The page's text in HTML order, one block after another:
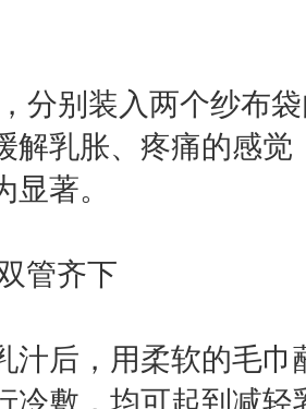
分别装入两个纱布
解乳胀、疼痛的感
著。
管齐下
汁后，用柔软的毛
冷敷，均可起到减